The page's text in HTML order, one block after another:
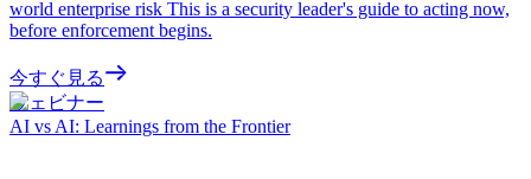
world enterprise risk This is a security leader's guide to acting now,
before enforcement begins.
今すぐ見る
ウェビナー
AI vs AI: Learnings from the Frontier